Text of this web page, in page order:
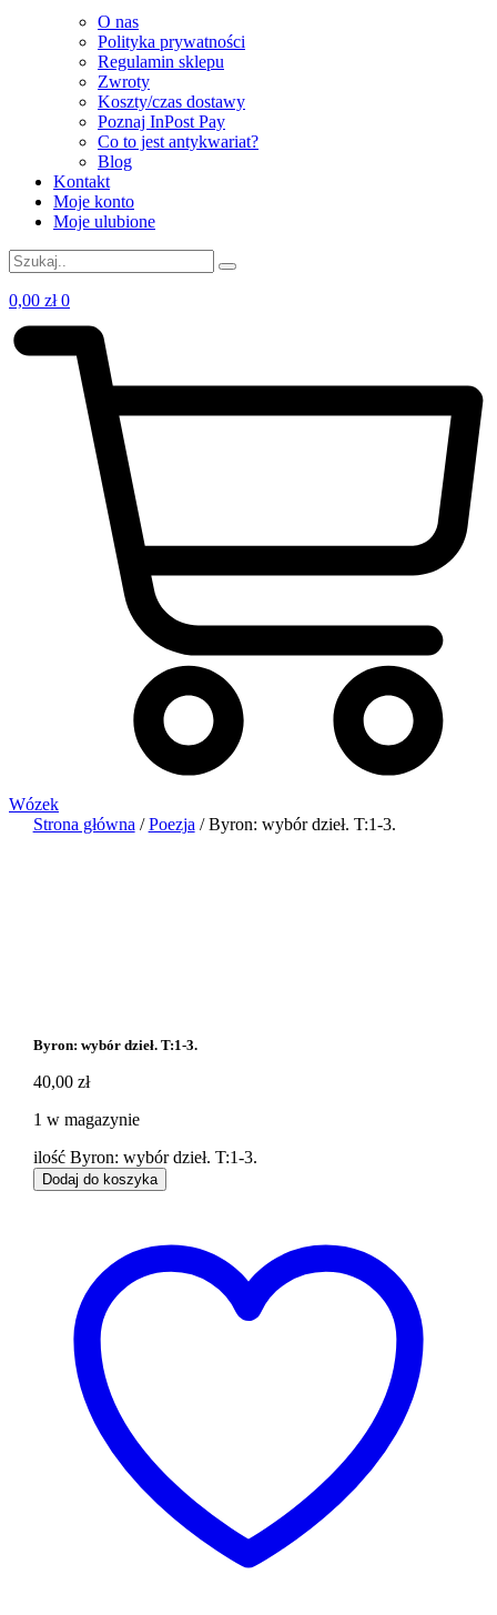
O nas
Polityka prywatności
Regulamin sklepu
Zwroty
Koszty/czas dostawy
Poznaj InPost Pay
Co to jest antykwariat?
Blog
Kontakt
Moje konto
Moje ulubione
0,00 zł 0
Wózek
Strona główna /Poezja / Byron: wybór dzieł. T:1-3.
Byron: wybór dzieł. T:1-3.
40,00 zł
1 w magazynie
ilość Byron: wybór dzieł. T:1-3.
Dodaj do koszyka